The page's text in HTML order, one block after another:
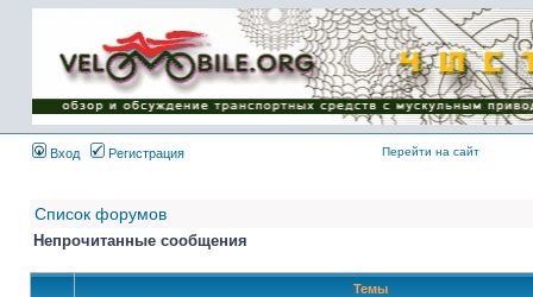
Имя пользователя:
Пароль:
{ LOG_ME_IN_SHORT
}
Вход
Регистрация Перейти на сайт
Список форумов
Непрочитанные сообщения
Темы